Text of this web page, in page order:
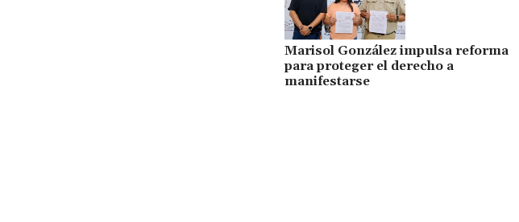
Marisol González impulsa reforma
para proteger el derecho a
manifestarse